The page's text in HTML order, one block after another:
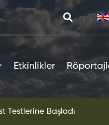
Etkinlikler
Testlerine Başladı